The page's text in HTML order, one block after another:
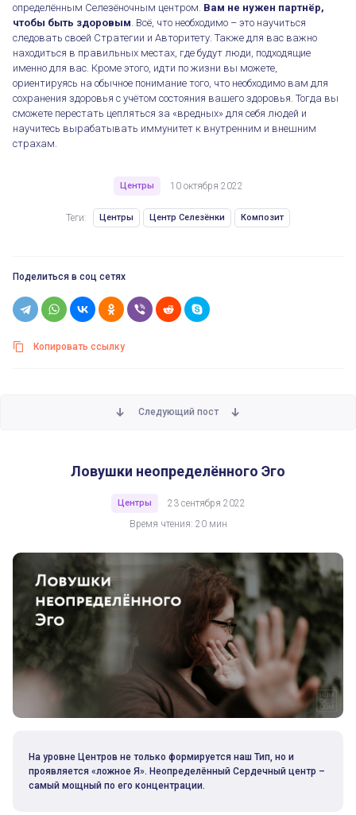
определённым Селезёночным центром. Вам не нужен партнёр,
чтобы быть здоровым . Всё, что необходимо – это научиться
следовать своей Стратегии и Авторитету. Также для вас важно
находиться в правильных местах, где будут люди, подходящие
именно для вас. Кроме этого, идти по жизни вы можете,
ориентируясь на обычное понимание того, что необходимо вам для
сохранения здоровья с учётом состояния вашего здоровья. Тогда вы
сможете перестать цепляться за «вредных» для себя людей и
научитесь вырабатывать иммунитет к внутренним и внешним
страхам.
Центры 10 октября 2022
Теги: Центры Центр Селезёнки Композит
Поделиться в соц сетях
Копировать ссылку
Следующий пост
Ловушки неопределённого Эго
Центры
23 сентября 2022
Время чтения: 20 мин
На уровне Центров не только формируется наш Тип, но и
проявляется «ложное Я». Неопределённый Сердечный центр –
самый мощный по его концентрации.